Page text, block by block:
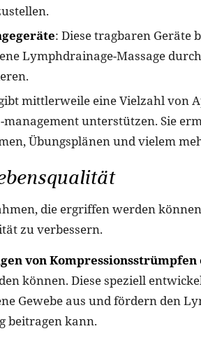
: Diese tragbaren Geräte
Lymphdrainage-Massage
mittlerweile eine Vielzahl von
unterstützen. Sie
Übungsplänen und vielem
die ergriffen werden
zu verbessern.
von
können. Diese speziell
Gewebe aus und fördern den
beitragen kann.